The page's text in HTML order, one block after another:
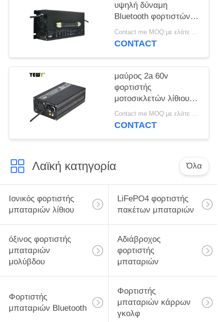
υψηλή δύναμη
Bluetooth φορτιστών
μπαταριών λίθιου
RS485 30A 60V
Contact me MOQ:με ελάτε σε επαφή με
CONTACT
μαύρος 2a 60v
φορτιστής
μοτοσικλετών λίθιου
φορτιστών μπαταριών
λίθιου 2.5A 67.2V
Contact me MOQ:με ελάτε σε επαφή με
CONTACT
Λαϊκή κατηγορία Όλα
Ιονικός φορτιστής
μπαταριών λίθιου
LiFePO4 φορτιστής
πακέτων μπαταριών
όξινος φορτιστής
μπαταριών
μολύβδου
Αδιάβροχος
φορτιστής
μπαταριών
Φορτιστής
μπαταριών Bluetooth
Φορτιστής
μπαταριών κάρρων
γκολφ